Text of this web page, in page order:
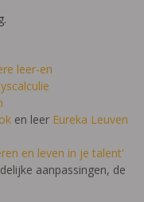
leer-en
en leer Eureka Leuven
en leven in je talent'
aanpassingen, de